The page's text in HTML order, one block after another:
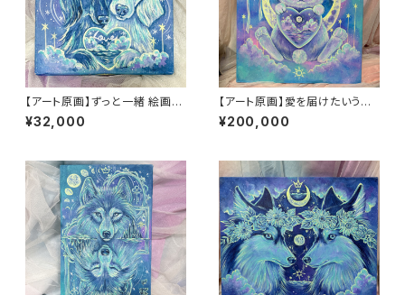
【アート原画】ずっと一緒 絵画
¥32,000
【アート原画】愛を届けたいうさ
ぎ 1点もの アクリル画
¥200,000